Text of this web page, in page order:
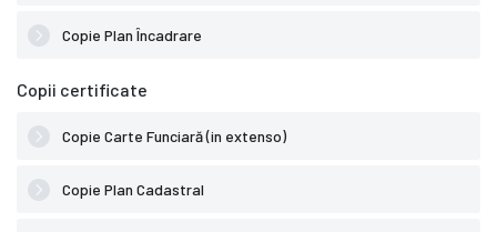
Copie Plan Încadrare
Copii certificate
Copie Carte Funciară (in extenso)
Copie Plan Cadastral